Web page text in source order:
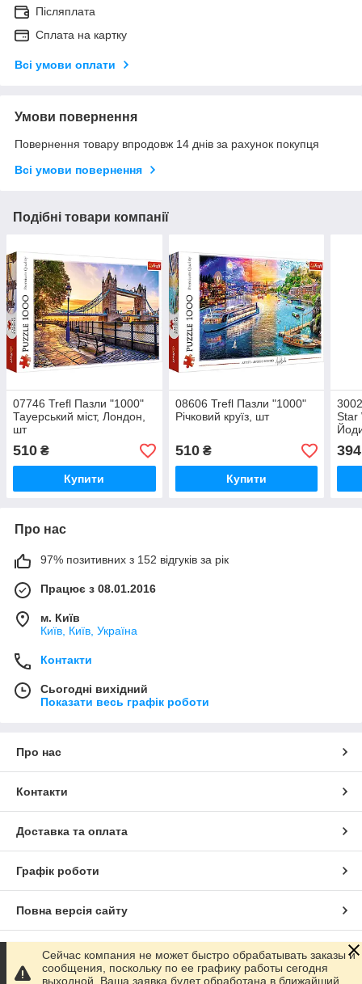
Післяплата
Сплата на картку
Всі умови оплати
Умови повернення
Повернення товару впродовж 14 днів за рахунок покупця
Всі умови повернення
Подібні товари компанії
07746 Trefl Пазли "1000"
Тауерський міст, Лондон,
шт
510 ₴
Купити
08606 Trefl Пазли "1000"
Річковий круїз, шт
510₴
Купити
Star
394
Про нас
97% позитивних з 152 відгуків за рік
Працює з 08.01.2016
м. Київ
Київ, Київ, Україна
Контакти
Сьогодні вихідний
Показати весь графік роботи
Про нас
Контакти
Доставка та оплата
Графік роботи
Повна версія сайту
Сайт створено на маркетплейсі Prom.ua
Сейчас компания не может быстро обрабатывать заказы и
сообщения, поскольку по ее графику работы сегодня
выходной. Ваша заявка будет обработана в ближайший